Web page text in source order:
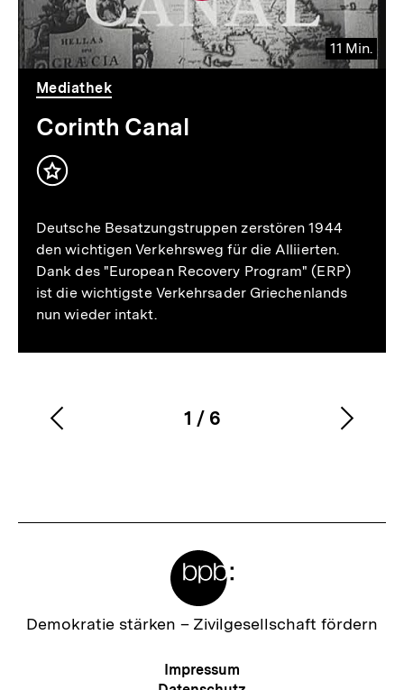
11 Min.
Video
Dauer
11
Min.
Mediathek
Corinth Canal
Inhalt
Deutsche Besatzungstruppen zerstören 1944
den wichtigen Verkehrsweg für die Alliierten.
Dank des "European Recovery Program" (ERP)
ist die wichtigste Verkehrsader Griechenlands
nun wieder intakt.
Karussellinhalt
1
von
/ 6
Vorherigen
Zur
Demokratie stärken – Zivilgesellschaft fördern
Meta-
Impressum